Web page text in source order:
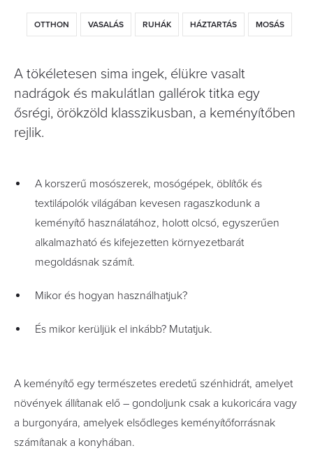
OTTHON VASALÁS RUHÁK HÁZTARTÁS MOSÁS
A tökéletesen sima ingek, élükre vasalt
nadrágok és makulátlan gallérok titka egy
ősrégi, örökzöld klasszikusban, a keményítőben
rejlik.
A korszerű mosószerek, mosógépek, öblítők és
textilápolók világában kevesen ragaszkodunk a
keményítő használatához, holott olcsó, egyszerűen
alkalmazható és kifejezetten környezetbarát
megoldásnak számít.
Mikor és hogyan használhatjuk?
És mikor kerüljük el inkább? Mutatjuk.
A keményítő egy természetes eredetű szénhidrát, amelyet
növények állítanak elő – gondoljunk csak a kukoricára vagy
a burgonyára, amelyek elsődleges keményítőforrásnak
számítanak a konyhában.